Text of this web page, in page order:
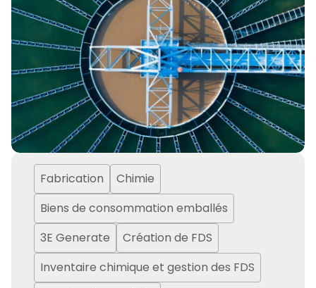
Fabrication
Chimie
Biens de consommation emballés
3E Generate
Création de FDS
Inventaire chimique et gestion des FDS